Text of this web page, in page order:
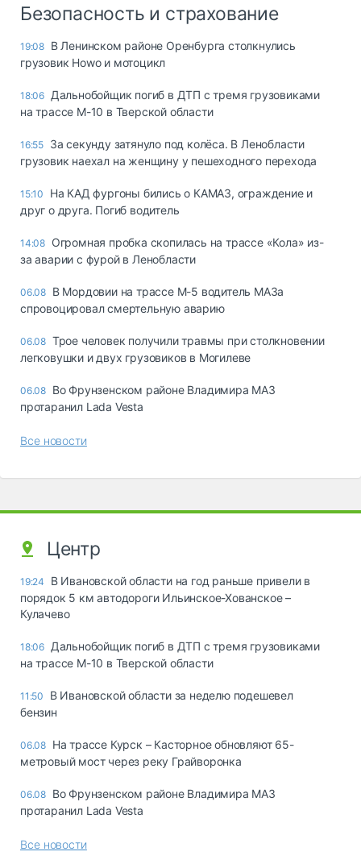
Безопасность и страхование
19:08 В Ленинском районе Оренбурга столкнулись
грузовик Howo и мотоцикл
18:06 Дальнобойщик погиб в ДТП с тремя грузовиками
на трассе М-10 в Тверской области
16:55 За секунду затянуло под колёса. В Ленобласти
грузовик наехал на женщину у пешеходного перехода
15:10
На КАД фургоны бились о КАМАЗ, ограждение и
друг о друга. Погиб водитель
14:08 Огромная пробка скопилась на трассе «Кола» из-
за аварии с фурой в Ленобласти
06.08 В Мордовии на трассе М-5 водитель МАЗа
спровоцировал смертельную аварию
06.08 Трое человек получили травмы при столкновении
легковушки и двух грузовиков в Могилеве
06.08 Во Фрунзенском районе Владимира МАЗ
протаранил Lada Vesta
Все новости
Центр
19:24
В Ивановской области на год раньше привели в
порядок 5 км автодороги Ильинское-Хованское –
Кулачево
18:06 Дальнобойщик погиб в ДТП с тремя грузовиками
на трассе М-10 в Тверской области
11:50
В Ивановской области за неделю подешевел
бензин
06.08 На трассе Курск – Касторное обновляют 65-
метровый мост через реку Грайворонка
06.08 Во Фрунзенском районе Владимира МАЗ
протаранил Lada Vesta
Все новости